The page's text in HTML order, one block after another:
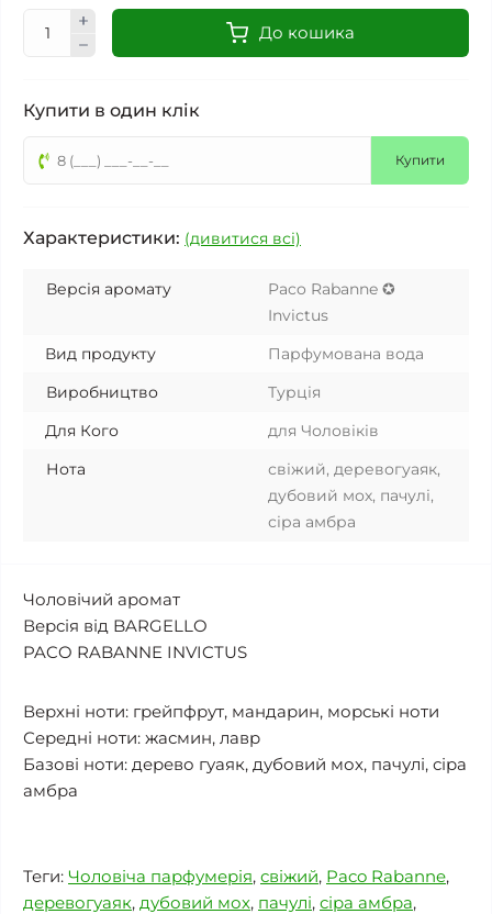
До кошика
Купити в один клік
Купити
Характеристики: (дивитися всі)
Версія аромату
Paco Rabanne ✪
Invictus
Вид продукту
Парфумована вода
Виробництво
Турція
Для Кого
для Чоловіків
Нота
свіжий, деревогуаяк,
дубовий мох, пачулі,
сіра амбра
Чоловічий аромат
Версія від BARGELLO
PACO RABANNE INVICTUS
Верхні ноти: грейпфрут, мандарин, морські ноти
Середні ноти: жасмин, лавр
Базові ноти: дерево гуаяк, дубовий мох, пачулі, сіра
амбра
Теги: Чоловіча парфумерія, свіжий, Paco Rabanne,
деревогуаяк, дубовий мох, пачулі, сіра амбра,